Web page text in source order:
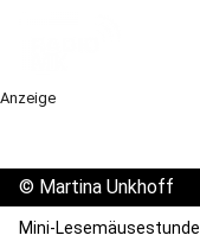
Anzeige
© Martina Unkhoff
Mini-Lesemäusestunde